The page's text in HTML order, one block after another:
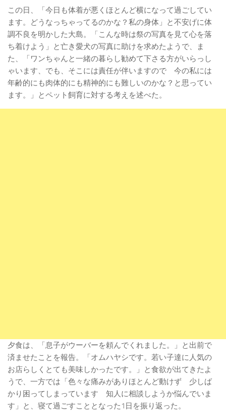
この日、「今日も体着が悪くほとんど横になって過ごしてい
ます。どうなっちゃってるのかな？私の身体」と不安げに体
調不良を明かした大島。「こんな時は祭の写真を見て心を落
ち着けよう」と亡き愛犬の写真に助けを求めたようで、ま
た、「ワンちゃんと一緒の暮らし勧めて下さる方がいらっし
ゃいます、でも、そこには責任が伴いますので 今の私には
年齢的にも肉体的にも精神的にも難しいのかな？と思ってい
ます。」とペット飼育に対する考えを述べた。
夕食は、「息子がウーバーを頼んでくれました。」と出前で
済ませたことを報告。「オムハヤシです。若い子達に人気の
お店らしくとても美味しかったです。」と食欲が出てきたよ
うで、一方では「色々な痛みがありほとんど動けず 少しば
かり困ってしまっています 知人に相談しようか悩んでいま
す」と、寝て過ごすこととなった1日を振り返った。